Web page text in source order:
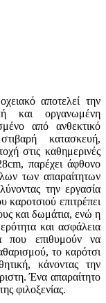
αποτελεί την
και οργανωμένη
από ανθεκτικό
κατασκευή,
στις καθημερινές
παρέχει άφθονο
των απαραίτητων
την εργασία
επιτρέπει
και δωμάτια, ενώ η
και ασφάλεια
που επιθυμούν να
το καρότσι
κάνοντας την
Ένα απαραίτητο
φιλοξενίας.